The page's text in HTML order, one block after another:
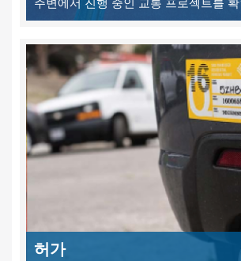
주변에서 진행 중인 교통 프로젝트를
허가